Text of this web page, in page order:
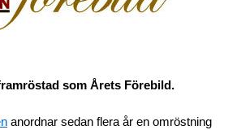
som Årets Förebild.
anordnar sedan flera år en omröstning